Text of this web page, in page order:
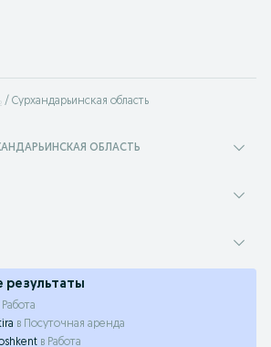
Сурхандарьинская область
ОБЛАСТЬ
результаты
Работа
в
Посуточная аренда
в Работа